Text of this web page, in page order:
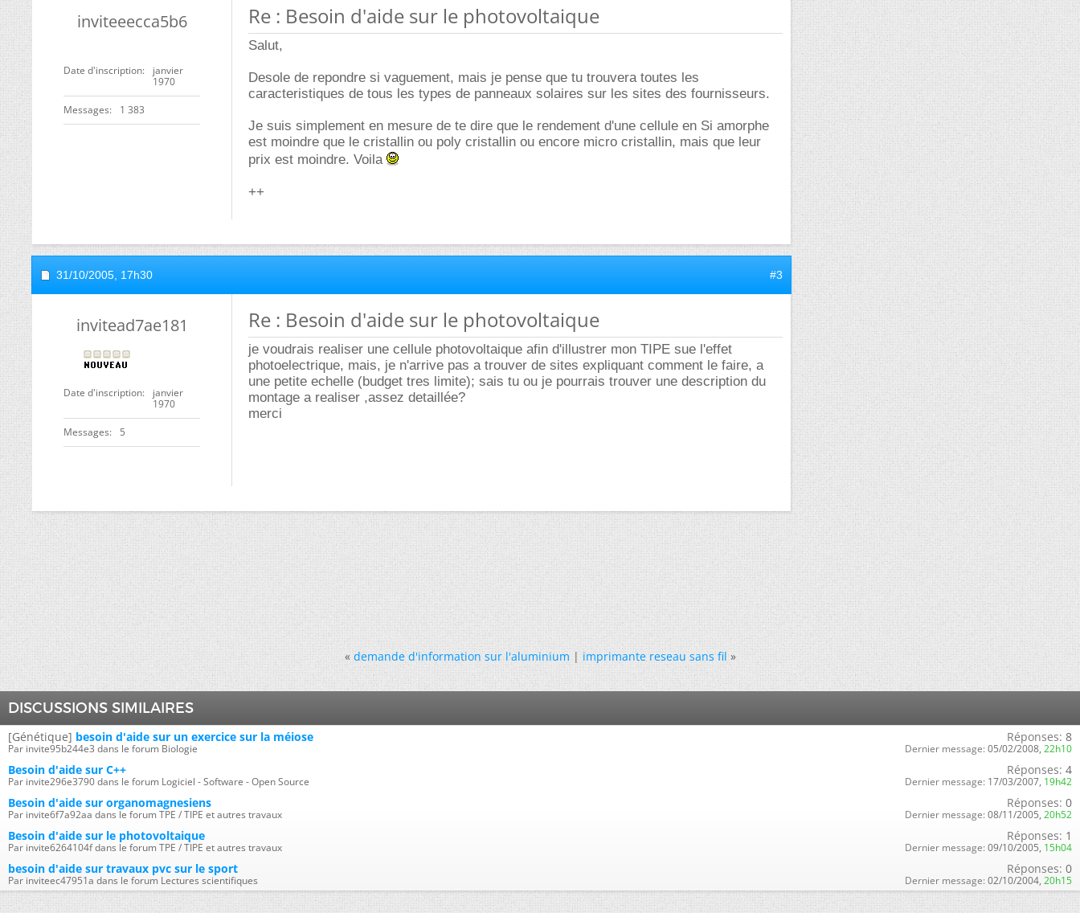
inviteeecca5b6
Date d'inscription
janvier
1970
Messages 1 383
Re : Besoin d'aide sur le photovoltaique
Salut,
Desole de repondre si vaguement, mais je pense que tu trouvera toutes les
caracteristiques de tous les types de panneaux solaires sur les sites des fournisseurs.
Je suis simplement en mesure de te dire que le rendement d'une cellule en Si amorphe
est moindre que le cristallin ou poly cristallin ou encore micro cristallin, mais que leur
prix est moindre. Voila
++
31/10/2005, 17h30 #3
invitead7ae181
Date d'inscription
janvier
1970
Messages 5
Re : Besoin d'aide sur le photovoltaique
je voudrais realiser une cellule photovoltaique afin d'illustrer mon TIPE sue l'effet
photoelectrique, mais, je n'arrive pas a trouver de sites expliquant comment le faire, a
une petite echelle (budget tres limite); sais tu ou je pourrais trouver une description du
montage a realiser ,assez detaillée?
merci
« demande d'information sur l'aluminium|imprimante reseau sans fil »
DISCUSSIONS SIMILAIRES
[Génétique] besoin d'aide sur un exercice sur la méiose
Par invite95b244e3 dans le forum Biologie
Réponses: 8
Dernier message: 05/02/2008, 22h10
Besoin d'aide sur C++
Par invite296e3790 dans le forum Logiciel - Software - Open Source
Réponses: 4
Dernier message: 17/03/2007, 19h42
Besoin d'aide sur organomagnesiens
Par invite6f7a92aa dans le forum TPE / TIPE et autres travaux
Réponses: 0
Dernier message: 08/11/2005, 20h52
Besoin d'aide sur le photovoltaique
Par invite6264104f dans le forum TPE / TIPE et autres travaux
Réponses: 1
Dernier message: 09/10/2005, 15h04
besoin d'aide sur travaux pvc sur le sport
Par inviteec47951a dans le forum Lectures scientifiques
Réponses: 0
Dernier message: 02/10/2004, 20h15